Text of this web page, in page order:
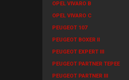
OPEL VIVARO B
OPEL VIVARO C
PEUGEOT 107
PEUGEOT BOXER II
PEUGEOT EXPERT III
PEUGEOT PARTNER TEPEE
PEUGEOT PARTNER III